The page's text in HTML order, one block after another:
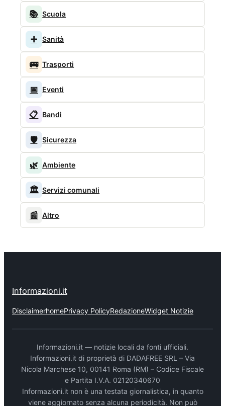
📚 Scuola
➕ Sanità
🚌 Trasporti
📅 Eventi
📋 Bandi
🛡️ Sicurezza
🌿 Ambiente
🏛️ Servizi comunali
📰 Altro
Informazioni.it
DisclaimerhomePrivacy PolicyRedazioneWidget Notizie
Informazioni.it — notizie locali da fonti ufficiali.
Informazioni.it di proprietà di DADAFREE SRL – Via
Nicola Marchese 10, 00141 Roma (RM) – Codice Fiscale
e Partita I.V.A. 02120340670
Informazioni.it non è una testata giornalistica, in quanto
viene aggiornato senza alcuna periodicità. Non può